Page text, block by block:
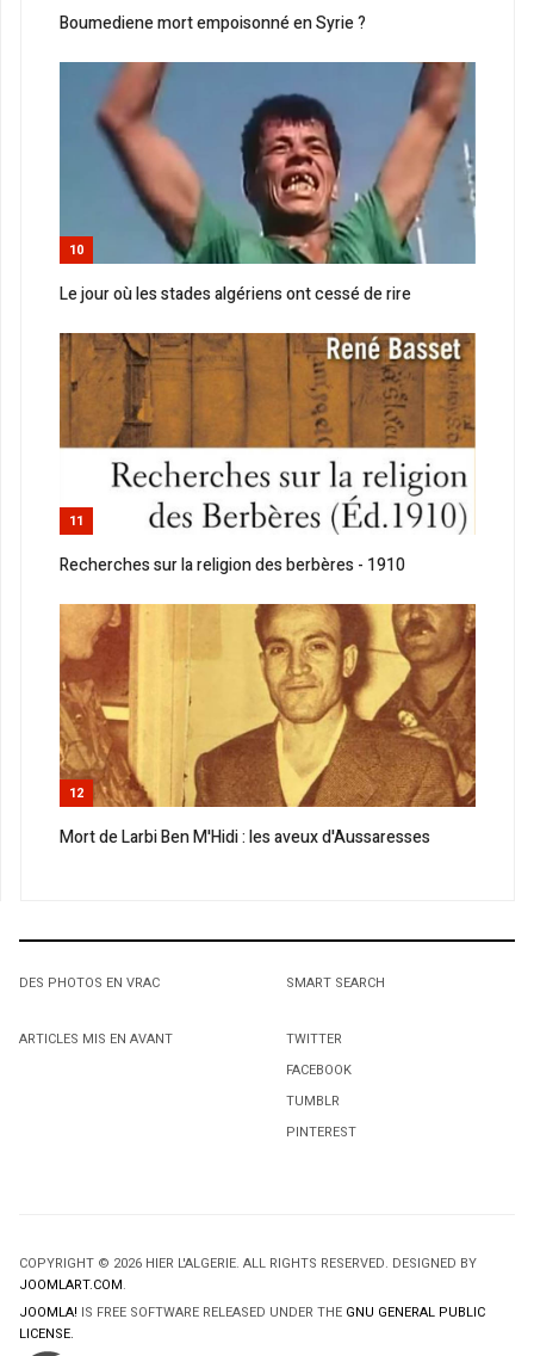
Boumediene mort empoisonné en Syrie ?
10
Le jour où les stades algériens ont cessé de rire
11
Recherches sur la religion des berbères - 1910
12
Mort de Larbi Ben M'Hidi : les aveux d'Aussaresses
DES PHOTOS EN VRAC SMART SEARCH
ARTICLES MIS EN AVANT
TWITTER
FACEBOOK
TUMBLR
PINTEREST
COPYRIGHT © 2026 HIER L'ALGERIE. ALL RIGHTS RESERVED. DESIGNED BY
JOOMLART.COM.
JOOMLA! IS FREE SOFTWARE RELEASED UNDER THE GNU GENERAL PUBLIC
LICENSE.